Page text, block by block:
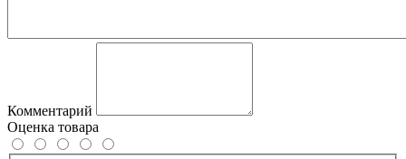
Комментарий
Оценка товара